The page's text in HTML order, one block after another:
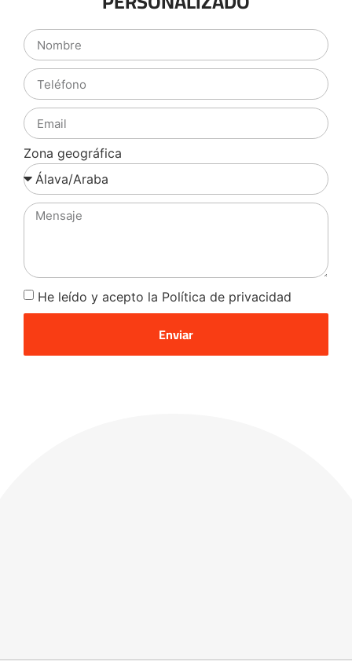
Zona geográfica
He leído y acepto la Política de privacidad
Enviar